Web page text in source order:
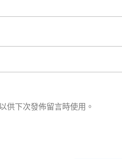
供下次發佈留言時使用。